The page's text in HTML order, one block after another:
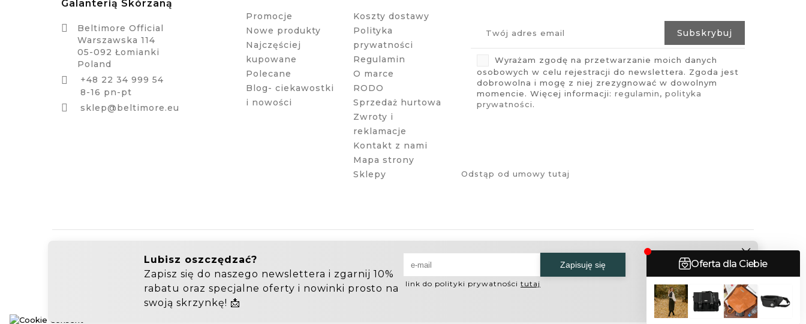
Wyrażam zgodę na przetwarzanie moich danych
osobowych w celu rejestracji do newslettera. Zgoda jest
dobrowolna i mogę z niej zrezygnować w dowolnym
momencie. Więcej informacji: regulamin, polityka
prywatności.
Galanterią Skórzaną

Beltimore Official
Warszawska 114
05-092 Łomianki
Poland

+48 22 34 999 54
8-16 pn-pt
 sklep@beltimore.eu
Promocje
Nowe produkty
Najczęściej
kupowane
Polecane
Blog- ciekawostki
i nowości
Koszty dostawy
Polityka
prywatności
Regulamin
O marce
RODO
Sprzedaż hurtowa
Zwroty i
reklamacje
Kontakt z nami
Mapa strony
Sklepy
Odstąp od umowy tutaj